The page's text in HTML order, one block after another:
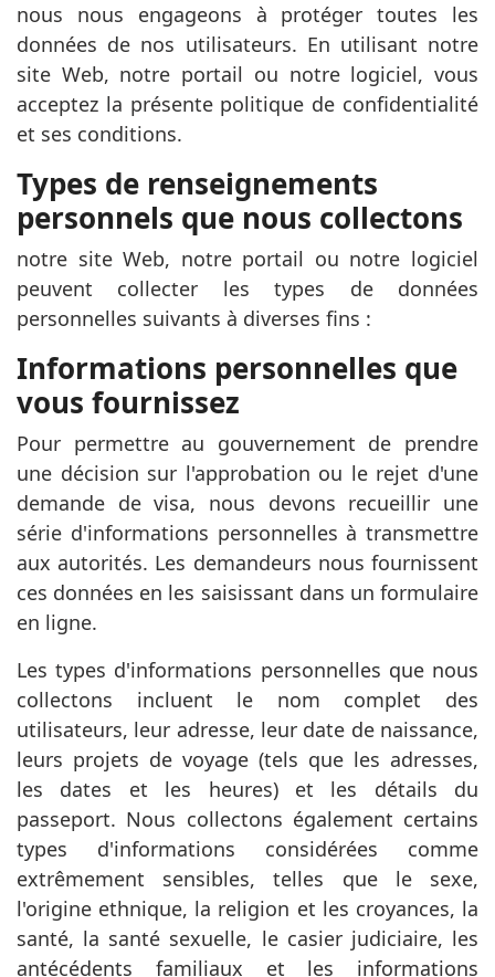
nous nous engageons à protéger toutes les
données de nos utilisateurs. En utilisant notre
site Web, notre portail ou notre logiciel, vous
acceptez la présente politique de confidentialité
et ses conditions.
Types de renseignements
personnels que nous collectons
notre site Web, notre portail ou notre logiciel
peuvent collecter les types de données
personnelles suivants à diverses fins :
Informations personnelles que
vous fournissez
Pour permettre au gouvernement de prendre
une décision sur l'approbation ou le rejet d'une
demande de visa, nous devons recueillir une
série d'informations personnelles à transmettre
aux autorités. Les demandeurs nous fournissent
ces données en les saisissant dans un formulaire
en ligne.
Les types d'informations personnelles que nous
collectons incluent le nom complet des
utilisateurs, leur adresse, leur date de naissance,
leurs projets de voyage (tels que les adresses,
les dates et les heures) et les détails du
passeport. Nous collectons également certains
types d'informations considérées comme
extrêmement sensibles, telles que le sexe,
l'origine ethnique, la religion et les croyances, la
santé, la santé sexuelle, le casier judiciaire, les
antécédents familiaux et les informations